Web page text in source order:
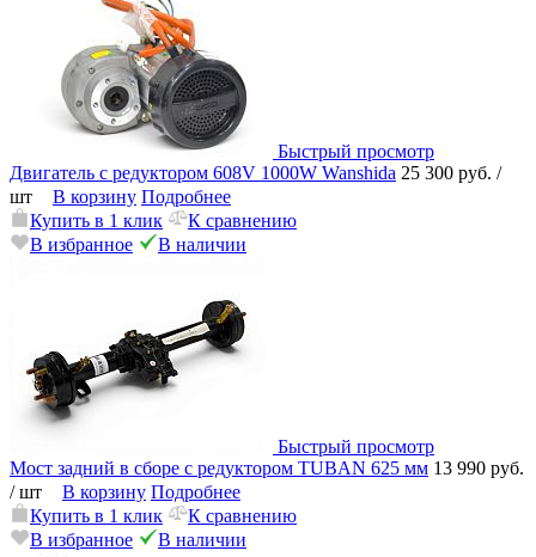
Быстрый просмотр
Двигатель с редуктором 608V 1000W Wanshida 25 300 руб. /
шт
В корзину Подробнее
Купить в 1 клик
К сравнению
В избранное
В наличии
Быстрый просмотр
Мост задний в сборе с редуктором TUBAN 625 мм 13 990 руб.
/ шт
В корзину Подробнее
Купить в 1 клик
К сравнению
В избранное
В наличии